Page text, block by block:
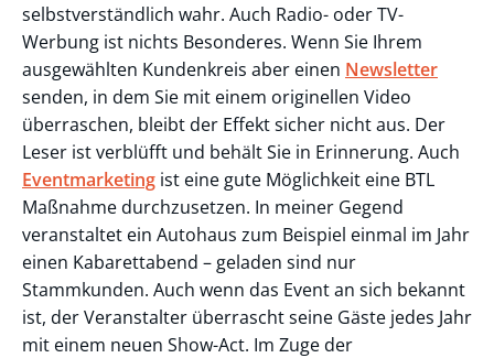
selbstverständlich wahr. Auch Radio- oder TV-
Werbung ist nichts Besonderes. Wenn Sie Ihrem
ausgewählten Kundenkreis aber einen Newsletter
senden, in dem Sie mit einem originellen Video
überraschen, bleibt der Effekt sicher nicht aus. Der
Leser ist verblüfft und behält Sie in Erinnerung. Auch
Eventmarketing ist eine gute Möglichkeit eine BTL
Maßnahme durchzusetzen. In meiner Gegend
veranstaltet ein Autohaus zum Beispiel einmal im Jahr
einen Kabarettabend – geladen sind nur
Stammkunden. Auch wenn das Event an sich bekannt
ist, der Veranstalter überrascht seine Gäste jedes Jahr
mit einem neuen Show-Act. Im Zuge der